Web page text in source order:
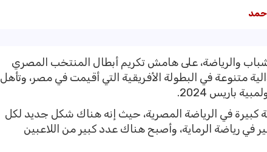
والرياضة، على هامش تكريم أبطال المنتخب المصري
عقب حصولهم على 38 ميدالية متنوعة في البطولة الأفريقية التي أقيمت في مصر، وتأهل
في الرياضة المصرية، حيث إنه هناك شكل جديد لكل
في رياضة الرماية، وأصبح هناك عدد كبير من اللاعبين